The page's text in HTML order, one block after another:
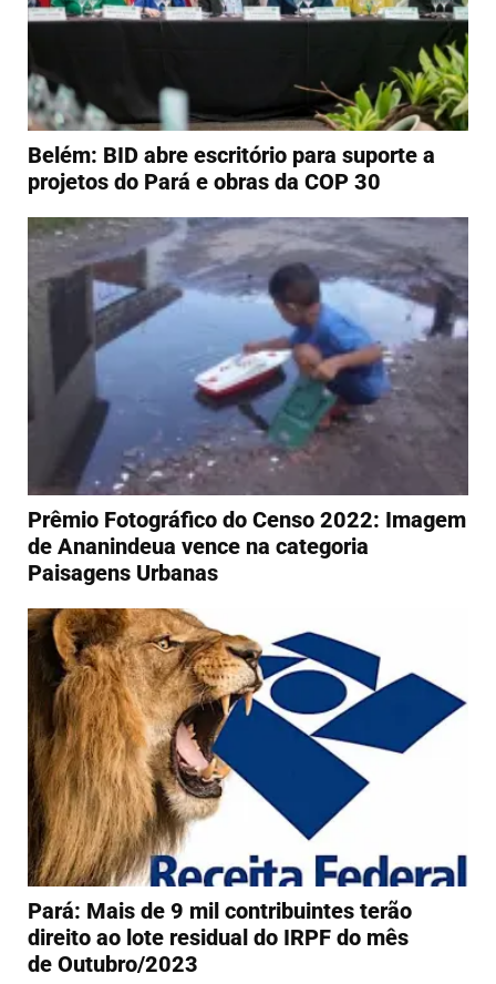
Belém: BID abre escritório para suporte a
projetos do Pará e obras da COP 30
Prêmio Fotográfico do Censo 2022: Imagem
de Ananindeua vence na categoria
Paisagens Urbanas
Pará: Mais de 9 mil contribuintes terão
direito ao lote residual do IRPF do mês
de Outubro/2023